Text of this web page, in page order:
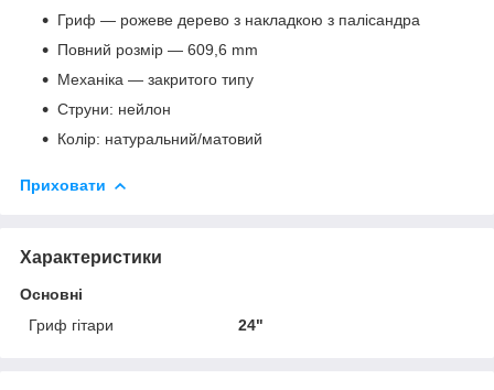
Гриф — рожеве дерево з накладкою з палісандра
Повний розмір — 609,6 mm
Механіка — закритого типу
Струни: нейлон
Колір: натуральний/матовий
Приховати
Характеристики
Основні
Гриф гітари
24"